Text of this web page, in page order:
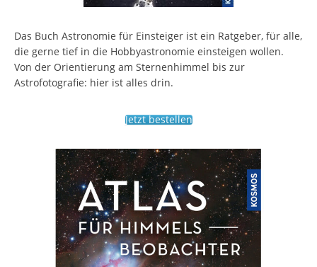
Das Buch Astronomie für Einsteiger ist ein Ratgeber, für alle,
die gerne tief in die Hobbyastronomie einsteigen wollen.
Von der Orientierung am Sternenhimmel bis zur
Astrofotografie: hier ist alles drin.
Jetzt bestellen